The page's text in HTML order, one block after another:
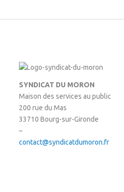
SYNDICAT DU MORON
Maison des services au public
200 rue du Mas
33710 Bourg-sur-Gironde
–
contact@syndicatdumoron.fr